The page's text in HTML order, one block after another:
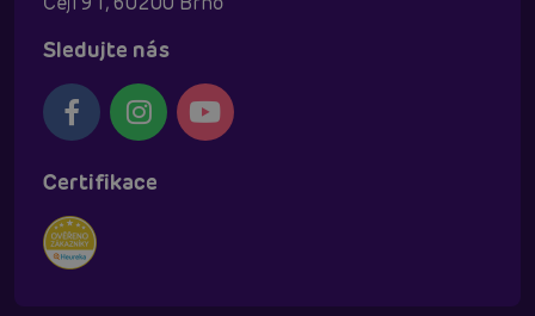
Sledujte nás
Certifikace